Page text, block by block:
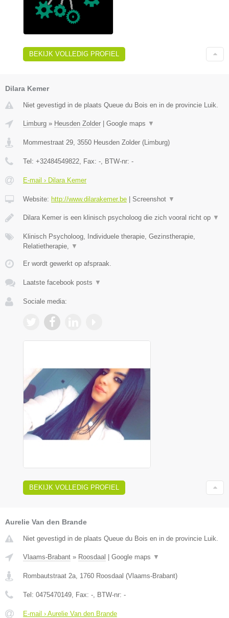
BEKIJK VOLLEDIG PROFIEL
Dilara Kemer
Niet gevestigd in de plaats Queue du Bois en in de provincie Luik.
Limburg » Heusden Zolder | Google maps ▼
Mommestraat 29 3550 Heusden Zolder (Limburg)
Tel: +32484549822 , Fax: - , BTW-nr: -
E-mail › Dilara Kemer
Website: http://www.dilarakemer.be | Screenshot ▼
Dilara Kemer is een klinisch psycholoog die zich vooral richt op ▼
Klinisch Psycholoog, Individuele therapie, Gezinstherapie,
Relatietherapie,
▼
Er wordt gewerkt op afspraak.
Laatste facebook posts ▼
Sociale media:
BEKIJK VOLLEDIG PROFIEL
Aurelie Van den Brande
Niet gevestigd in de plaats Queue du Bois en in de provincie Luik.
Vlaams-Brabant » Roosdaal | Google maps ▼
Rombautstraat 2a 1760 Roosdaal (Vlaams-Brabant)
Tel: 0475470149 , Fax: - , BTW-nr: -
E-mail › Aurelie Van den Brande